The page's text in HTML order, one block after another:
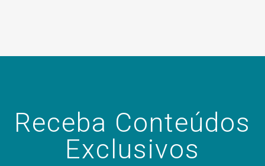
Receba Conteúdos
Exclusivos